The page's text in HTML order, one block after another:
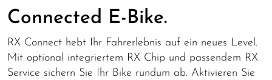
Connected E-Bike.
RX Connect hebt Ihr Fahrerlebnis auf ein neues Level.
Mit optional integriertem RX Chip und passendem RX
Service sichern Sie Ihr Bike rundum ab. Aktivieren Sie